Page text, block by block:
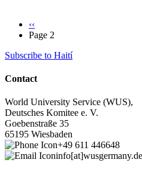
Pagination
Previous
page
‹‹
Page 2
Subscribe to Haití
Contact
World University Service (WUS),
Deutsches Komitee e. V.
Goebenstraße 35
65195 Wiesbaden
+49 611 446648
info[at]wusgermany.de